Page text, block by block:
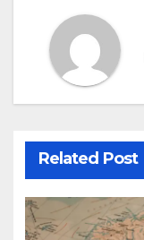
Related Post